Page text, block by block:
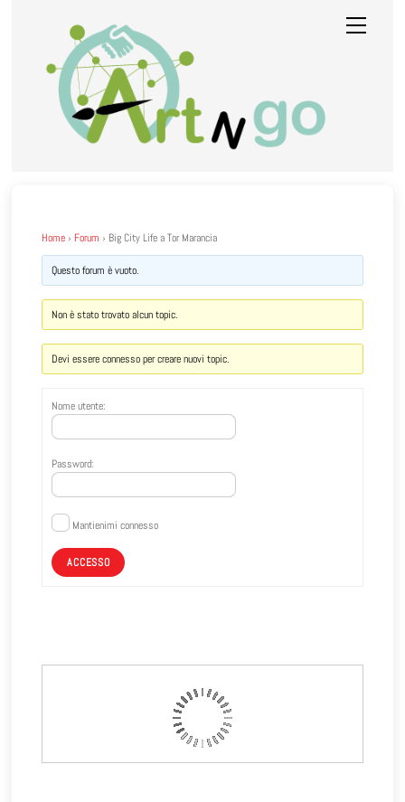
content
Menu
Home › Forum › Big City Life a Tor Marancia
Questo forum è vuoto.
Non è stato trovato alcun topic.
Devi essere connesso per creare nuovi topic.
Nome utente:
Password:
Mantienimi connesso
ACCESSO